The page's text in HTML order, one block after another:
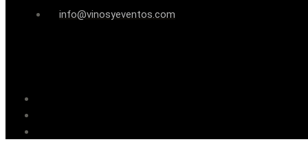
info@vinosyeventos.com